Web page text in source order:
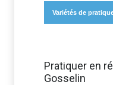
Variétés de
Pratiquer en
Gosselin